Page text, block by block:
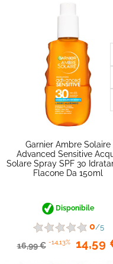
Garnier Ambre Solaire
Advanced Sensitive
Solare Spray SPF 30
Flacone Da 150ml
Disponibile
0/5
16,99 € -14,13% 14,59